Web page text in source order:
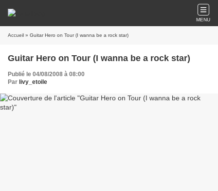
MENU
Accueil » Guitar Hero on Tour (I wanna be a rock star)
Guitar Hero on Tour (I wanna be a rock star)
Publié le 04/08/2008 à 08:00
Par livy_etoile